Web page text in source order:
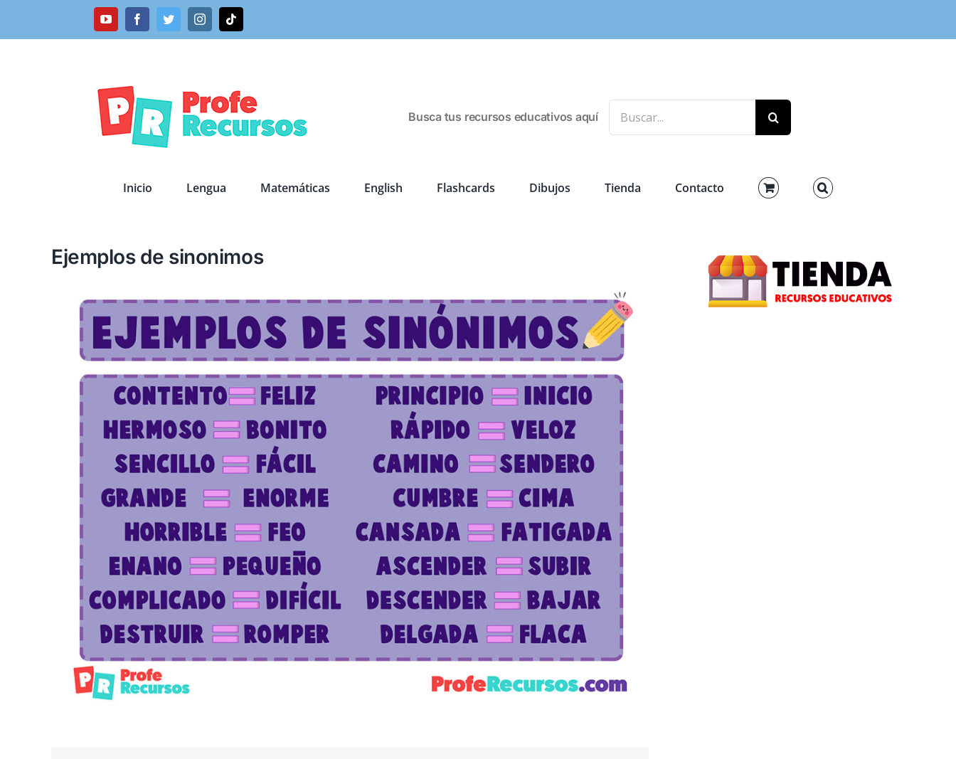
YouTubeFacebookTwitterInstagramTiktok
Busca tus recursos educativos aquí
Inicio Lengua Matemáticas English Flashcards Dibujos Tienda Contacto
Ejemplos de sinonimos